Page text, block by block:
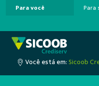
Pular para o Conteúdo
Para você Para
Você está em: Sicoob